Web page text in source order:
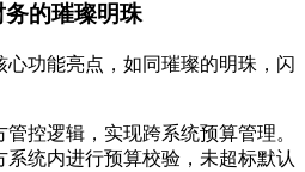
的璀璨明珠
功能亮点，如同璀璨的明珠，闪
控逻辑，实现跨系统预算管理。
统内进行预算校验，未超标默认